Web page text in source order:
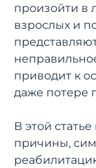
произойти в
взрослых и
приводит к
даже потере
В этой
причины,